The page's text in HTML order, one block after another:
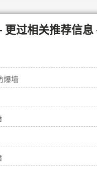
过相关推荐信
爆墙